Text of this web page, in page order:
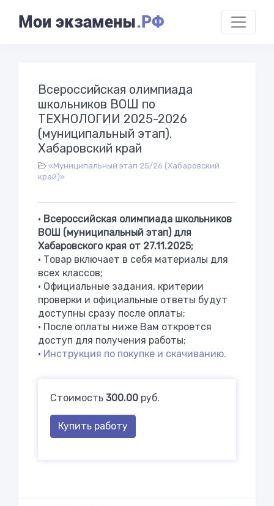
Мои экзамены.РФ
Всероссийская олимпиада
школьников ВОШ по
ТЕХНОЛОГИИ 2025-2026
(муниципальный этап).
Хабаровский край
«Муниципальный этап 25/26 (Хабаровский
край)»
• Всероссийская олимпиада школьников
ВОШ (муниципальный этап) для
Хабаровского края от 27.11.2025;
• Товар включает в себя материалы для
всех классов;
• Официальные задания, критерии
проверки и официальные ответы будут
доступны сразу после оплаты;
• После оплаты ниже Вам откроется
доступ для получения работы;
• Инструкция по покупке и скачиванию.
Стоимость 300.00 руб.
Купить работу